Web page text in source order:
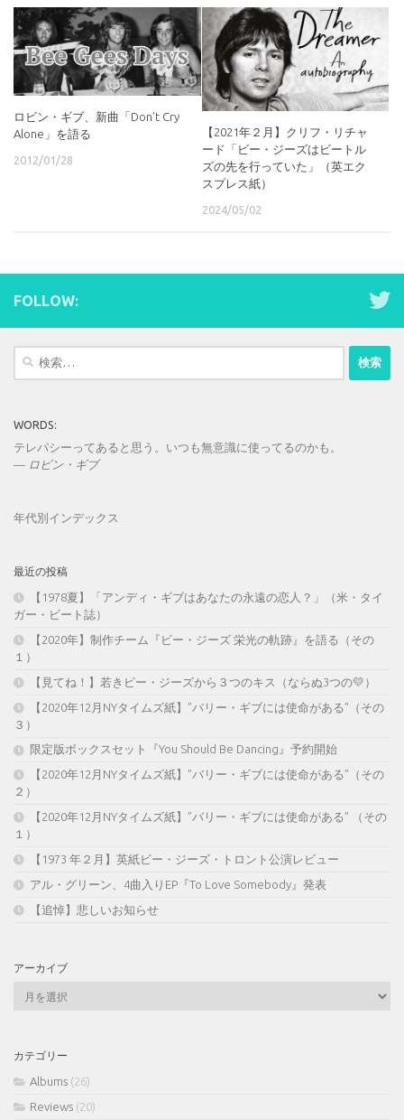
ロビン・ギブ、新曲「Don’t Cry
Alone」を語る
2012/01/28
【2021年２月】クリフ・リチャ
ード「ビー・ジーズはビートル
ズの先を行っていた」（英エク
スプレス紙）
2024/05/02
FOLLOW:
WORDS:
テレパシーってあると思う。いつも無意識に使ってるのかも。
— ロビン・ギブ
年代別インデックス
最近の投稿
【1978夏】「アンディ・ギブはあなたの永遠の恋人？」（米・タイ
ガー・ビート誌）
【2020年】制作チーム『ビー・ジーズ 栄光の軌跡』を語る（その
１）
【見てね！】若きビー・ジーズから３つのキス（ならぬ3つの💛）
【2020年12月NYタイムズ紙】”バリー・ギブには使命がある”（その
３）
限定版ボックスセット『You Should Be Dancing』予約開始
【2020年12月NYタイムズ紙】”バリー・ギブには使命がある”（その
２）
【2020年12月NYタイムズ紙】”バリー・ギブには使命がある” （その
１）
【1973 年２月】英紙ビー・ジーズ・トロント公演レビュー
アル・グリーン、4曲入りEP『To Love Somebody』発表
【追悼】悲しいお知らせ
アーカイブ
ブ
カテゴリー
Albums (26)
Reviews (20)